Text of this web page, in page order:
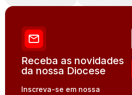
Receba as novidades
da nossa Diocese
Inscreva-se em nossa